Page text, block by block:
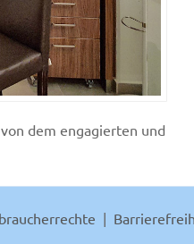
dem engagierten und